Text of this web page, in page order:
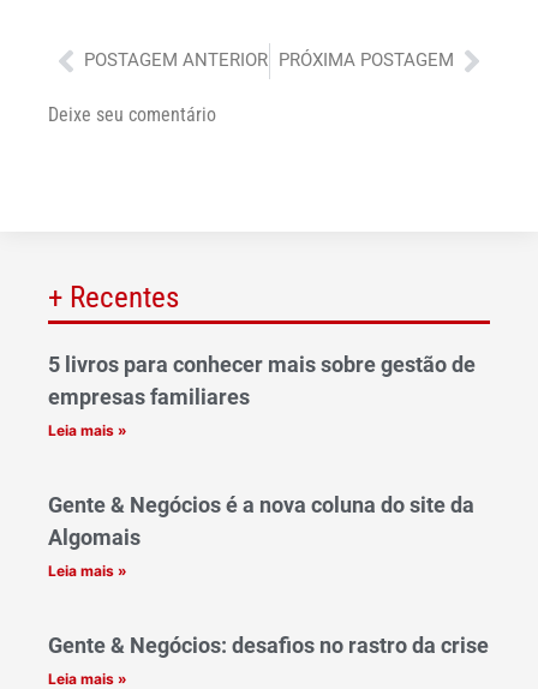
Anterior
POSTAGEM ANTERIOR PRÓXIMA POSTAGEM
Deixe seu comentário
+ Recentes
5 livros para conhecer mais sobre gestão de
empresas familiares
Leia mais »
Gente & Negócios é a nova coluna do site da
Algomais
Leia mais »
Gente & Negócios: desafios no rastro da crise
Leia mais »